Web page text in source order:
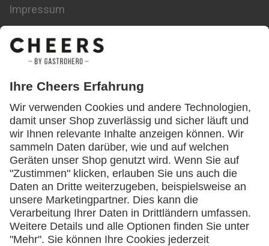
Impressum
Themen
Bedienungsanleitung Corona
Downloads Energiesparen Event Food & Drinks
Gastro Coaching Gastrotechnik Gründer
Gästemanagement Inventur Kalkulation
Kundenbindung Lagerung Lebensmittel Lifestyle
Marketing Nachhaltigkeit Neueröffnung
Pizzaofen Ratgeber Rechtliches Resteverwertung